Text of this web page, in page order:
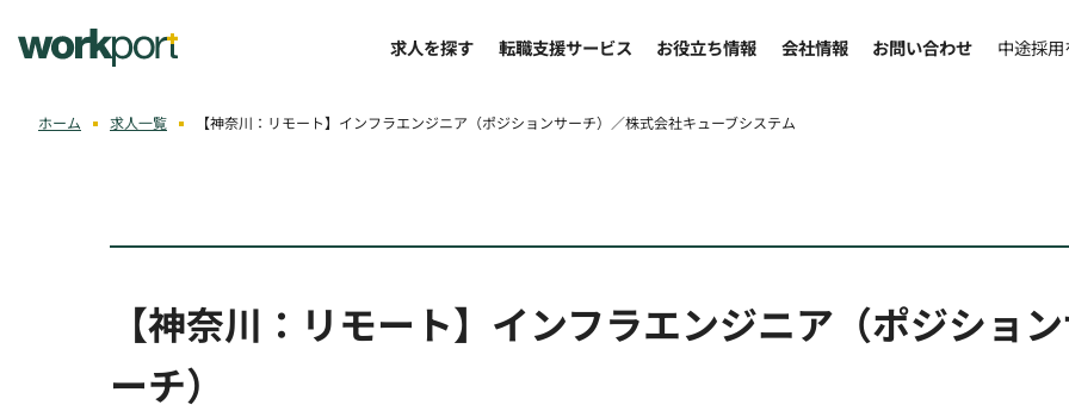
求人を探す 転職支援サービス お役立ち情報 会社情報 お問い合わせ 中途採
ホーム 求人一覧 【神奈川：リモート】インフラエンジニア（ポジションサーチ）／株式会社キューブシステム
【神奈川：リモート】インフラエンジニア（ポジショ
ーチ）